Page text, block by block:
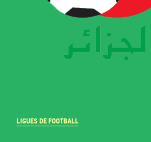
LIGUES DE FOOTBALL